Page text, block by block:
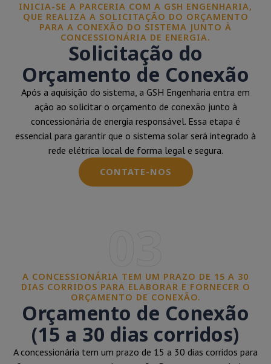
INICIA-SE A PARCERIA COM A GSH ENGENHARIA,
QUE REALIZA A SOLICITAÇÃO DO ORÇAMENTO
PARA A CONEXÃO DO SISTEMA JUNTO À
CONCESSIONÁRIA DE ENERGIA.
Solicitação do
Orçamento de Conexão
Após a aquisição do sistema, a GSH Engenharia entra em
ação ao solicitar o orçamento de conexão junto à
concessionária de energia responsável. Essa etapa é
essencial para garantir que o sistema solar será integrado à
rede elétrica local de forma legal e segura.
CONTATE-NOS
A CONCESSIONÁRIA TEM UM PRAZO DE 15 A 30
DIAS CORRIDOS PARA ELABORAR E FORNECER O
ORÇAMENTO DE CONEXÃO.
Orçamento de Conexão
(15 a 30 dias corridos)
A concessionária tem um prazo de 15 a 30 dias corridos para